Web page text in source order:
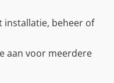
installatie, beheer of
aan voor meerdere